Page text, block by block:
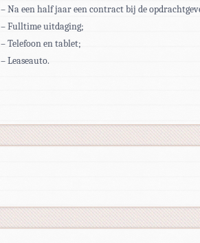
– Na een half jaar een contract bij de
– Fulltime uitdaging;
– Telefoon en tablet;
– Leaseauto.